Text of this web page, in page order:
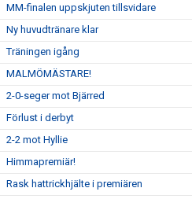
MM-finalen uppskjuten tillsvidare
Ny huvudtränare klar
Träningen igång
MALMÖMÄSTARE!
2-0-seger mot Bjärred
Förlust i derbyt
2-2 mot Hyllie
Himmapremiär!
Rask hattrickhjälte i premiären